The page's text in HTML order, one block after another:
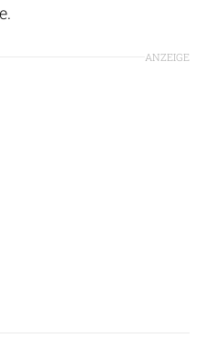
ANZEIGE